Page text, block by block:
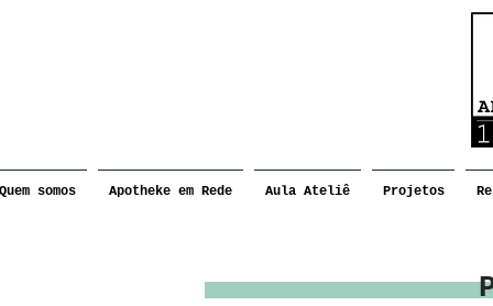
Quem somos Apotheke em Rede Aula Ateliê Projetos